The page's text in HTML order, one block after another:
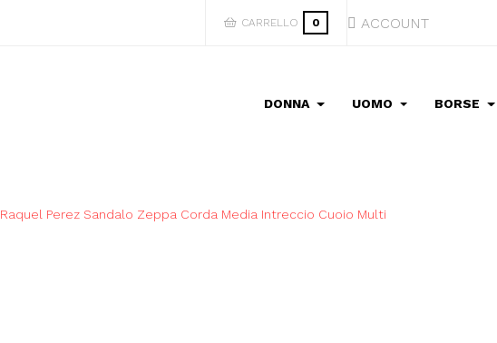
CARRELLO 0 ACCOUNT
DONNA UOMO BORSE
Raquel Perez Sandalo Zeppa Corda Media Intreccio Cuoio Multi